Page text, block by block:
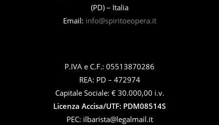
(PD) – Italia
Email: info@spiritoeopera.it
P.IVA e C.F.: 05513870286
REA: PD – 472974
Capitale Sociale: € 30.000,00 i.v.
Licenza Accisa/UTF: PDM08514S
PEC: ilbarista@legalmail.it